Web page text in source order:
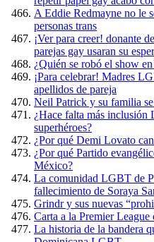
A Eddie Redmayne no le
personas trans
¡Ver para creer! donante
parejas gay usaran su
¿Quién se robó el show
¡Para celebrar! Madres
apellidos de pareja
Neil Patrick y su familia
¿Hace falta más inclusión
superhéroes?
¿Por qué Demi Lovato
¿Por qué Partido
México?
La comunidad LGBT de
fallecimiento de Soraya
Grindr y sus nuevas
Carta a la Premier
La historia de la bandera